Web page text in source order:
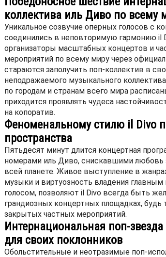
коллектива иль Диво по всему
Уникальное созвучие оперных голосов с
соединились в неповторимую гармонию il
организаторы масштабных концертов и
мероприятий по всему миру через
стараются заполучить поп-коллектив в
неподражаемого музыкального
по городам и странам всего мира
приходится проявлять чудеса
на копоратив.
Феноменальному стилю il Divo
пространства
Пятьдесят минут длится концертная
номерами иль Диво, снискавшими любовь
всей планете. Живое выступление в
музыки и виртуозность владения
голосом, позволяют il Divo всегда быть
грандиозных концертных площадках, будь
закрытых частных мероприятий.
Интернациональная поп-
для своих поклонников
Обольстительные и неотразимые поп-